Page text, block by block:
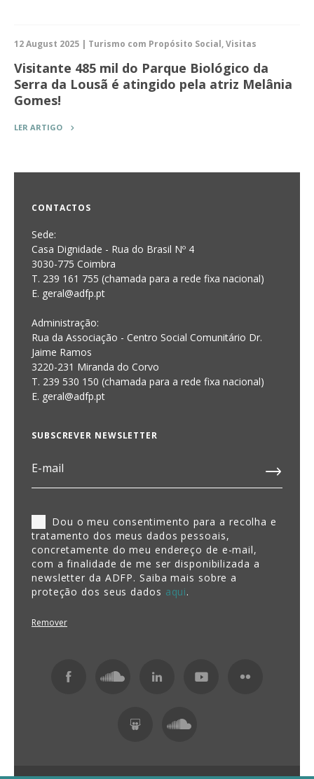
12 August 2025 | Turismo com Propósito Social, Visitas
Visitante 485 mil do Parque Biológico da
Serra da Lousã é atingido pela atriz Melânia
Gomes!
LER ARTIGO
CONTACTOS
Sede:
Casa Dignidade - Rua do Brasil Nº 4
3030-775 Coimbra
T. 239 161 755 (chamada para a rede fixa nacional)
E. geral@adfp.pt
Administração:
Rua da Associação - Centro Social Comunitário Dr.
Jaime Ramos
3220-231 Miranda do Corvo
T. 239 530 150 (chamada para a rede fixa nacional)
E. geral@adfp.pt
SUBSCREVER NEWSLETTER
Dou o meu consentimento para a recolha e
tratamento dos meus dados pessoais,
concretamente do meu endereço de e-mail,
com a finalidade de me ser disponibilizada a
newsletter da ADFP. Saiba mais sobre a
proteção dos seus dados aqui.
Remover